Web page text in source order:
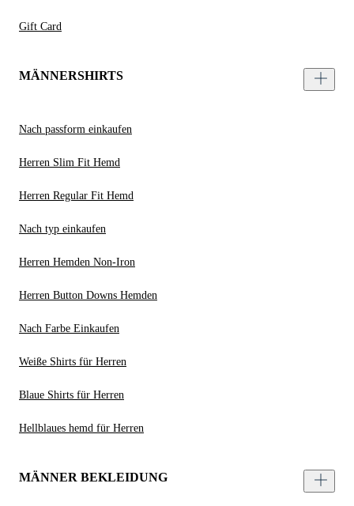
Gift Card
MÄNNERSHIRTS
Nach passform einkaufen
Herren Slim Fit Hemd
Herren Regular Fit Hemd
Nach typ einkaufen
Herren Hemden Non-Iron
Herren Button Downs Hemden
Nach Farbe Einkaufen
Weiße Shirts für Herren
Blaue Shirts für Herren
Hellblaues hemd für Herren
MÄNNER BEKLEIDUNG